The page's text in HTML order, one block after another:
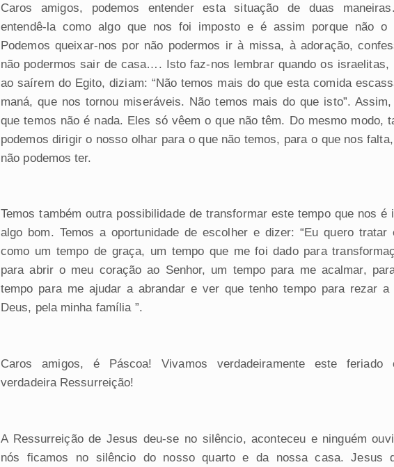
Caros amigos, podemos entender esta situação de duas
entendê-la como algo que nos foi imposto e é assim porque não o
Podemos queixar-nos por não podermos ir à missa, à adoração,
não podermos sair de casa…. Isto faz-nos lembrar quando os israelitas,
ao saírem do Egito, diziam: “Não temos mais do que esta comida
maná, que nos tornou miseráveis. Não temos mais do que isto”.
que temos não é nada. Eles só vêem o que não têm. Do mesmo modo,
podemos dirigir o nosso olhar para o que não temos, para o que nos
não podemos ter.
Temos também outra possibilidade de transformar este tempo que nos é
algo bom. Temos a oportunidade de escolher e dizer: “Eu quero tratar
como um tempo de graça, um tempo que me foi dado para
para abrir o meu coração ao Senhor, um tempo para me acalmar,
tempo para me ajudar a abrandar e ver que tenho tempo para rezar a
Deus, pela minha família ”.
Caros amigos, é Páscoa! Vivamos verdadeiramente este feriado
verdadeira Ressurreição!
A Ressurreição de Jesus deu-se no silêncio, aconteceu e ninguém
nós ficamos no silêncio do nosso quarto e da nossa casa. Jesus